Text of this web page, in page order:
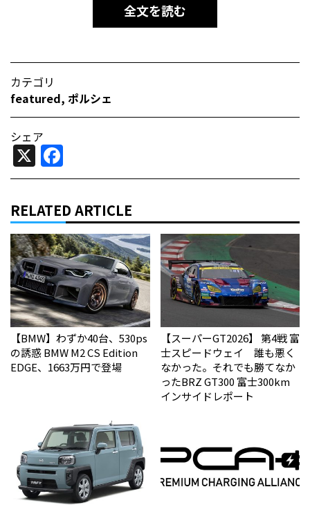
全文を読む
カテゴリ
featured, ポルシェ
シェア
X
RELATED ARTICLE
【BMW】わずか40台、530ps
の誘惑 BMW M2 CS Edition
EDGE、1663万円で登場
【スーパーGT2026】 第4戦 富
士スピードウェイ 誰も悪く
なかった。それでも勝てなか
った――BRZ GT300 富士300km
インサイドレポート